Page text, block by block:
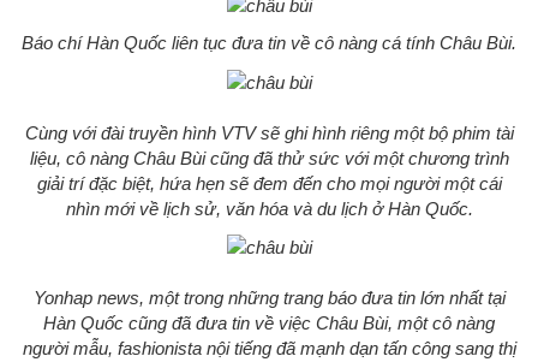
Báo chí Hàn Quốc liên tục đưa tin về cô nàng cá tính Châu Bùi.
Cùng với đài truyền hình VTV sẽ ghi hình riêng một bộ phim tài
liệu, cô nàng Châu Bùi cũng đã thử sức với một chương trình
giải trí đặc biệt, hứa hẹn sẽ đem đến cho mọi người một cái
nhìn mới về lịch sử, văn hóa và du lịch ở Hàn Quốc.
Yonhap news, một trong những trang báo đưa tin lớn nhất tại
Hàn Quốc cũng đã đưa tin về việc Châu Bùi, một cô nàng
người mẫu, fashionista nội tiếng đã mạnh dạn tấn công sang thị